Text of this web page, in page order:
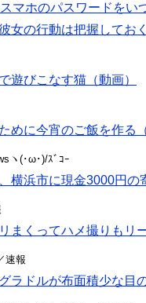
マホのパスワードを
女の行動は把握して
遊びこなす猫（動画）
めに今宵のご飯を作る
ヽ(･ω･)/ｽﾞｺｰ
横浜市に現金3000円の
まくってハメ撮りもリ
速報
ラドルが布面積少な目